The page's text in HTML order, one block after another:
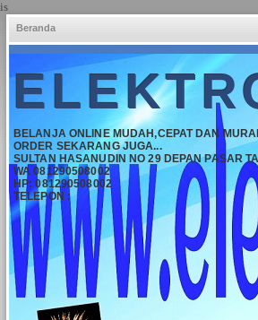
is
Beranda
BELANJA ONLINE MUDAH,CEPAT DAN
ORDER SEKARANG JUGA...
SULTAN HASANUDIN NO 29 DEPAN PASAR
WA 081290508002
HP: 081290508002
TELEPON :